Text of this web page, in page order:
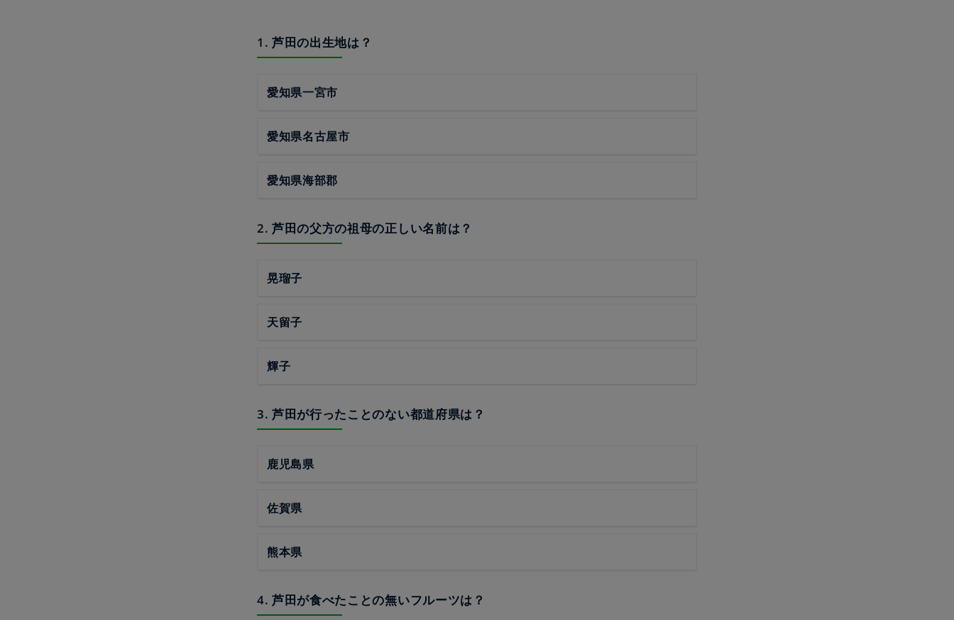
1. 芦田の出生地は？
愛知県一宮市
愛知県名古屋市
愛知県海部郡
2. 芦田の父方の祖母の正しい名前は？
晃瑠子
天留子
輝子
3. 芦田が行ったことのない都道府県は？
鹿児島県
佐賀県
熊本県
4. 芦田が食べたことの無いフルーツは？